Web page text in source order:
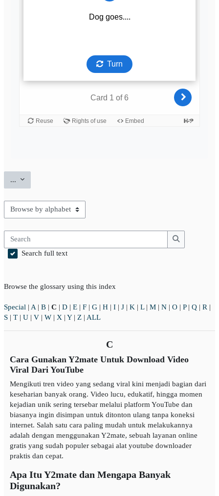
... Export entries
Browse the glossary using this index
Search
Search
Search full text
Browse the glossary using this index
Special | A | B | C | D | E | F | G | H | I | J | K | L| M | N | O | P| Q | R |
S | T | U | V | W | X | Y| Z | ALL
C
Cara Gunakan Y2mate Untuk Download Video
Viral Dari YouTube
Mengikuti tren video yang sedang viral kini menjadi bagian dari
keseharian banyak orang. Video lucu, edukatif, hingga momen
kejadian unik sering tersebar melalui platform YouTube dan
biasanya ingin disimpan untuk ditonton ulang tanpa koneksi
internet. Salah satu cara paling mudah untuk melakukannya
adalah dengan menggunakan Y2mate, sebuah layanan online
gratis yang sudah populer sebagai alat youtube downloader
praktis dan cepat.
Apa Itu Y2mate dan Mengapa Banyak
Digunakan?